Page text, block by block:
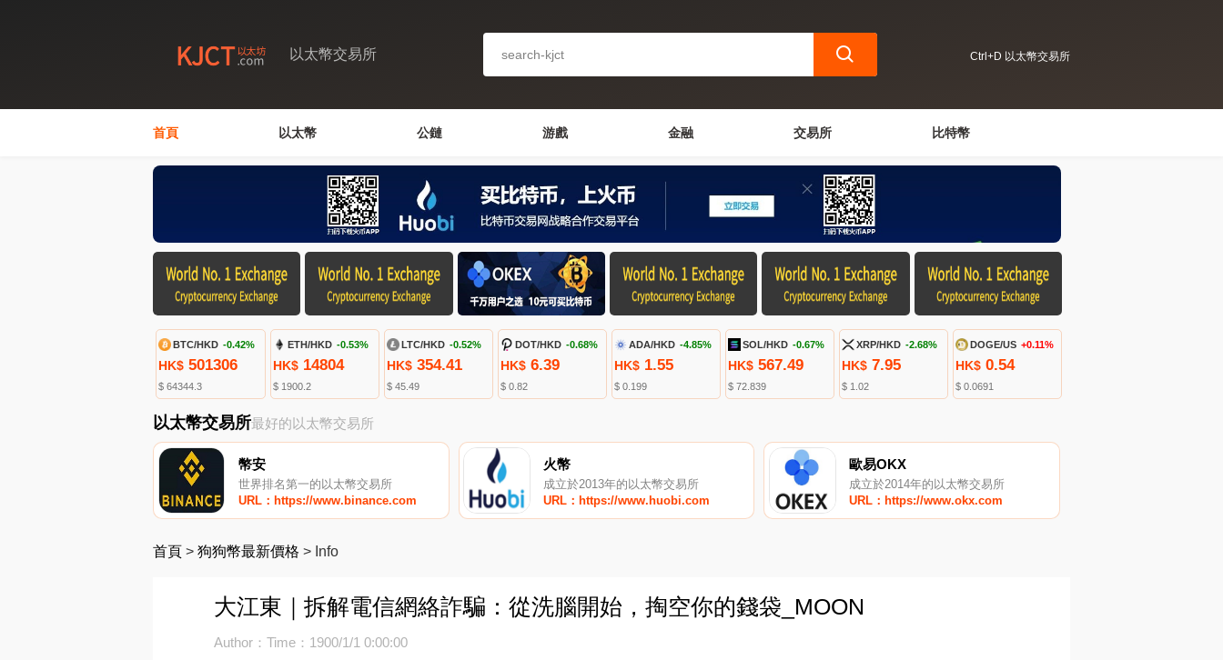
以太幣交易所 Ctrl+D 以太幣交易所
首頁 以太幣 公鏈 游戲 金融 交易所 比特幣
BTC/HKD -0.42%
HK$ 501306
$ 64344.3
ETH/HKD -0.53%
HK$14804
$ 1900.2
LTC/HKD -0.52%
HK$354.41
$ 45.49
DOT/HKD -0.68%
HK$6.39
$ 0.82
ADA/HKD -4.85%
HK$1.55
$ 0.199
SOL/HKD -0.67%
HK$ 567.49
$ 72.839
XRP/HKD -2.68%
HK$ 7.95
$ 1.02
DOGE/US +0.11%
HK$ 0.54
$ 0.0691
以太幣交易所最好的以太幣交易所
幣安
世界排名第一的以太幣交易所
URL：https://www.binance.com
火幣
成立於2013年的以太幣交易所
URL：https://www.huobi.com
歐易OKX
成立於2014年的以太幣交易所
URL：https://www.okx.com
首頁 > 狗狗幣最新價格 > Info
大江東｜拆解電信網絡詐騙：從洗腦開始，掏空你的錢袋_MOON
Author：Time：1900/1/1 0:00:00